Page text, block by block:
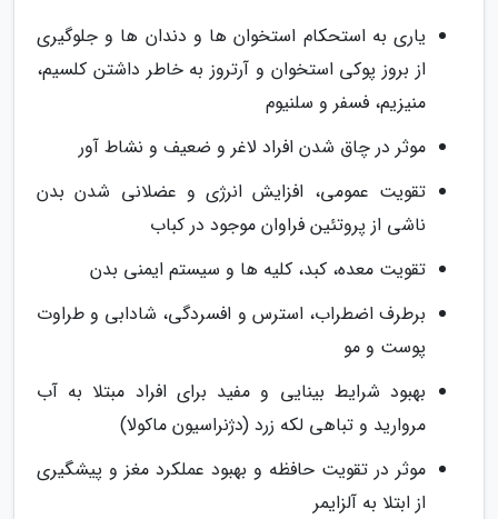
یاری به استحکام استخوان ها و دندان ها و جلوگیری
از بروز پوکی استخوان و آرتروز به خاطر داشتن کلسیم،
منیزیم، فسفر و سلنیوم
موثر در چاق شدن افراد لاغر و ضعیف و نشاط آور
تقویت عمومی، افزایش انرژی و عضلانی شدن بدن
ناشی از پروتئین فراوان موجود در کباب
تقویت معده، کبد، کلیه ها و سیستم ایمنی بدن
برطرف اضطراب، استرس و افسردگی، شادابی و طراوت
پوست و مو
بهبود شرایط بینایی و مفید برای افراد مبتلا به آب
مروارید و تباهی لکه زرد (دژنراسیون ماکولا)
موثر در تقویت حافظه و بهبود عملکرد مغز و پیشگیری
از ابتلا به آلزایمر